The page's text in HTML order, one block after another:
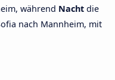
während Nacht die
nach Mannheim, mit